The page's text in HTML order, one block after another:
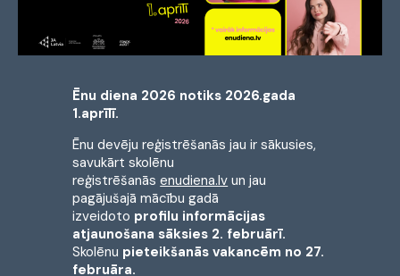
Ēnu diena 2026 notiks 2026.gada
1.aprīlī.
Ēnu devēju reģistrēšanās jau ir sākusies,
savukārt skolēnu
reģistrēšanāsenudiena.lv un jau
pagājušajā mācību gadā
izveidoto profilu informācijas
atjaunošana sāksies 2. februārī.
Skolēnu pieteikšanās vakancēm no 27.
februāra.